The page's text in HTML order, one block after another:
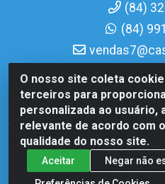
O nosso site coleta
terceiros para
personalizada ao usuário,
relevante de acordo com
qualidade do nosso site.
Aceitar
Negar não
(84)
(84)
Casa Norte LTDA - Av.
Dix-Sept Rosado, Natal/